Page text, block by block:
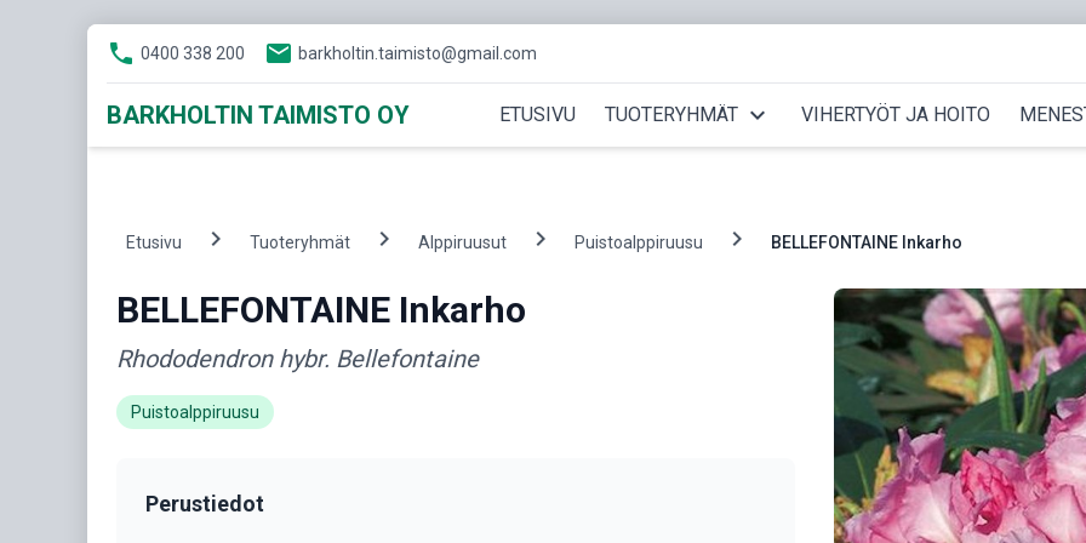
phone 0400 338 200 email barkholtin.taimisto@gmail.com
BARKHOLTIN TAIMISTO OY ETUSIVU TUOTERYHMÄT expand_more VIHERTYÖT JA HOITO
Etusivu chevron_right Tuoteryhmät chevron_right Alppiruusut chevron_right Puistoalppiruusu chevron_right BELLEFONTAINE Inkarho
BELLEFONTAINE Inkarho
Rhododendron hybr. Bellefontaine
Puistoalppiruusu
Perustiedot